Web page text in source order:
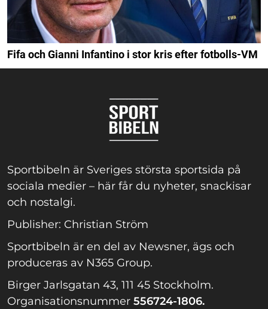
Fifa och Gianni Infantino i stor kris efter fotbolls-VM
Sportbibeln är Sveriges största sportsida på
sociala medier – här får du nyheter, snackisar
och nostalgi.
Publisher: Christian Ström
Sportbibeln är en del av Newsner, ägs och
produceras av N365 Group.
Birger Jarlsgatan 43, 111 45 Stockholm.
Organisationsnummer 556724-1806.